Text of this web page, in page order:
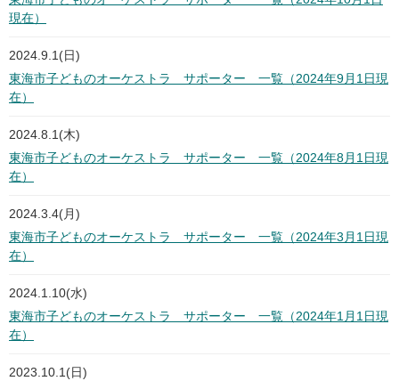
現在）
2024.9.1(日)
東海市子どものオーケストラ サポーター 一覧（2024年9月1日現
在）
2024.8.1(木)
東海市子どものオーケストラ サポーター 一覧（2024年8月1日現
在）
2024.3.4(月)
東海市子どものオーケストラ サポーター 一覧（2024年3月1日現
在）
2024.1.10(水)
東海市子どものオーケストラ サポーター 一覧（2024年1月1日現
在）
2023.10.1(日)